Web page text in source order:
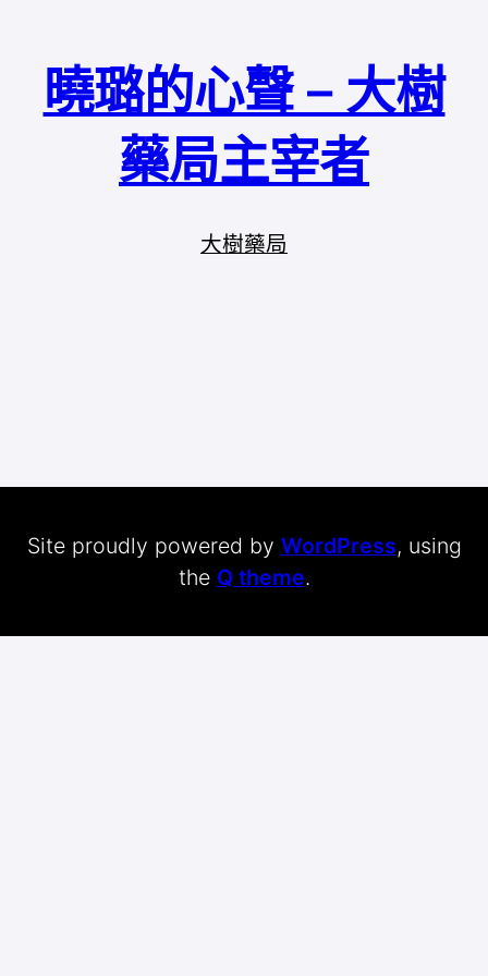
曉璐的心聲 – 大樹
藥局主宰者
大樹藥局
Site proudly powered by WordPress, using
the Q theme.